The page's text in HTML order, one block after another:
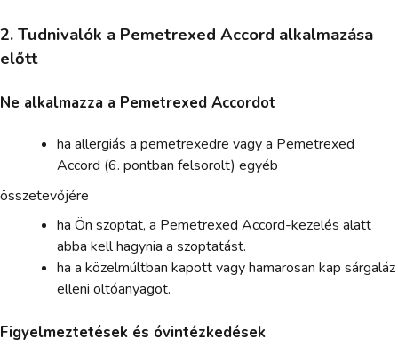
2. Tudnivalók a Pemetrexed Accord alkalmazása
előtt
Ne alkalmazza a Pemetrexed Accordot
ha allergiás a pemetrexedre vagy a Pemetrexed
Accord (6. pontban felsorolt) egyéb
összetevőjére
ha Ön szoptat, a Pemetrexed Accord-kezelés alatt
abba kell hagynia a szoptatást.
ha a közelmúltban kapott vagy hamarosan kap sárgaláz
elleni oltóanyagot.
Figyelmeztetések és óvintézkedések